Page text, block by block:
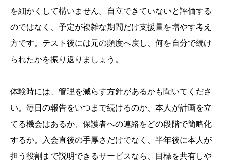
を細かくして構いません。自立できていないと評価する
のではなく、予定が複雑な期間だけ支援量を増やす考え
方です。テスト後には元の頻度へ戻し、何を自分で続け
られたかを振り返りましょう。
体験時には、管理を減らす方針があるかも聞いてくださ
い。毎日の報告をいつまで続けるのか、本人が計画を立
てる機会はあるか、保護者への連絡をどの段階で簡略化
するか。入会直後の手厚さだけでなく、半年後に本人が
担う役割まで説明できるサービスなら、目標を共有しや